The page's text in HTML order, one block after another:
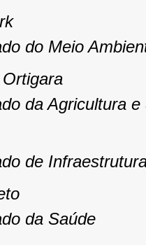
do Meio
da Agricultura
de
da Saúde